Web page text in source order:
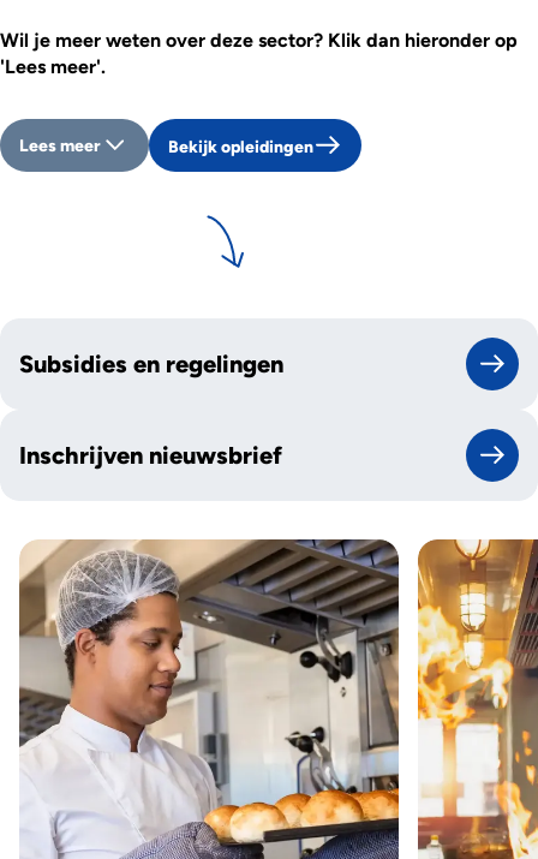
Wil je meer weten over deze sector? Klik dan hieronder op
'Lees meer'.
Bekijk opleidingen
Lees meer
Subsidies en regelingen
Inschrijven nieuwsbrief